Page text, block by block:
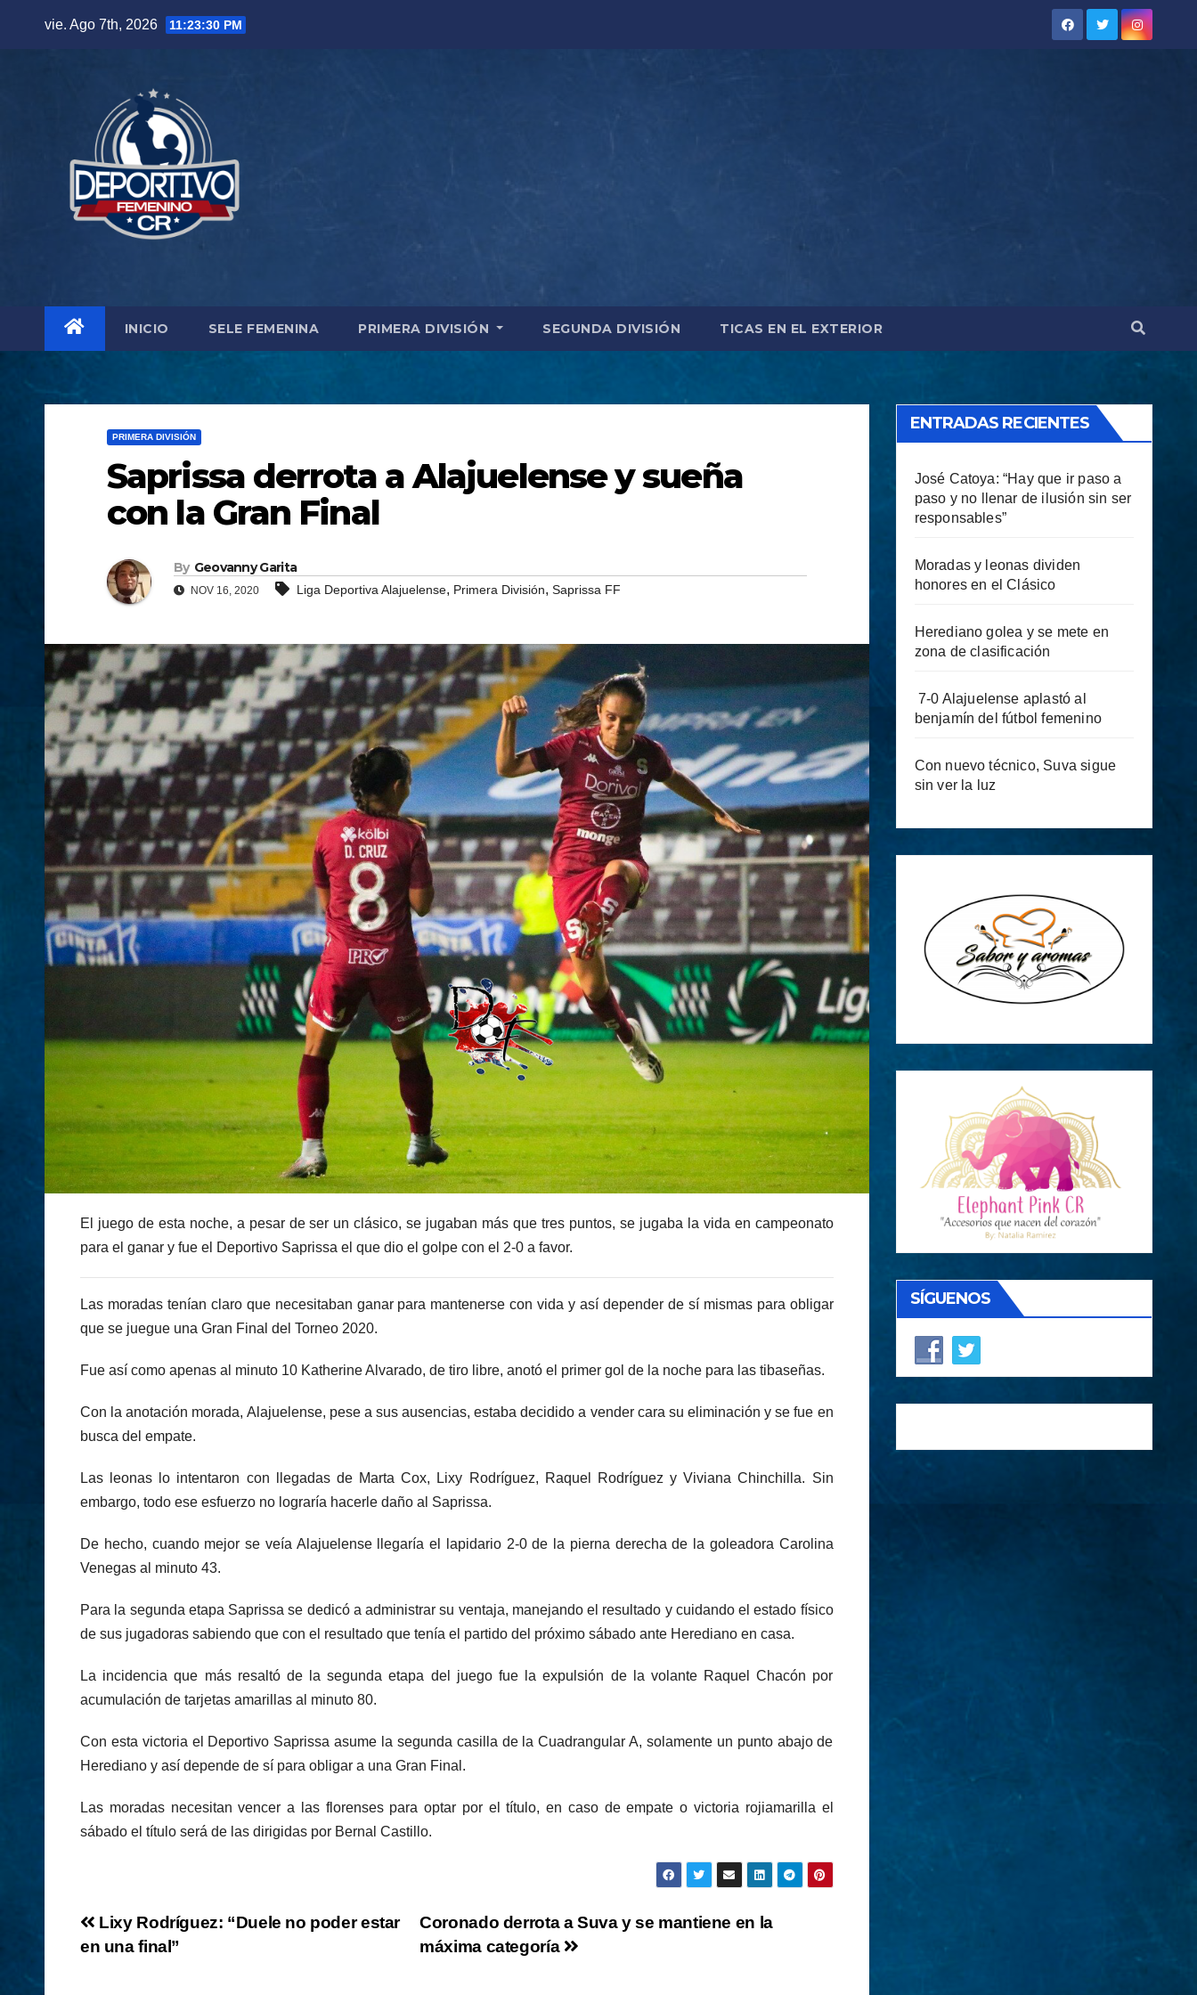
vie. Ago 7th, 2026 11:23:32 PM
INICIO SELE FEMENINA PRIMERA DIVISIÓN SEGUNDA DIVISIÓN TICAS EN EL EXTERIOR
PRIMERA DIVISIÓN
Saprissa derrota a Alajuelense y sueña
con la Gran Final
By Geovanny Garita
NOV 16, 2020 Liga Deportiva Alajuelense, Primera División, Saprissa FF
El juego de esta noche, a pesar de ser un clásico, se jugaban más que tres puntos, se jugaba la vida en campeonato
para el ganar y fue el Deportivo Saprissa el que dio el golpe con el 2-0 a favor.
Las moradas tenían claro que necesitaban ganar para mantenerse con vida y así depender de sí mismas para obligar
que se juegue una Gran Final del Torneo 2020.
Fue así como apenas al minuto 10 Katherine Alvarado, de tiro libre, anotó el primer gol de la noche para las tibaseñas.
Con la anotación morada, Alajuelense, pese a sus ausencias, estaba decidido a vender cara su eliminación y se fue en
busca del empate.
Las leonas lo intentaron con llegadas de Marta Cox, Lixy Rodríguez, Raquel Rodríguez y Viviana Chinchilla. Sin
embargo, todo ese esfuerzo no lograría hacerle daño al Saprissa.
De hecho, cuando mejor se veía Alajuelense llegaría el lapidario 2-0 de la pierna derecha de la goleadora Carolina
Venegas al minuto 43.
Para la segunda etapa Saprissa se dedicó a administrar su ventaja, manejando el resultado y cuidando el estado físico
de sus jugadoras sabiendo que con el resultado que tenía el partido del próximo sábado ante Herediano en casa.
La incidencia que más resaltó de la segunda etapa del juego fue la expulsión de la volante Raquel Chacón por
acumulación de tarjetas amarillas al minuto 80.
Con esta victoria el Deportivo Saprissa asume la segunda casilla de la Cuadrangular A, solamente un punto abajo de
Herediano y así depende de sí para obligar a una Gran Final.
Las moradas necesitan vencer a las florenses para optar por el título, en caso de empate o victoria rojiamarilla el
sábado el título será de las dirigidas por Bernal Castillo.
Navegación
Coronado derrota a Suva y se mantiene en la
máxima categoría
Lixy Rodríguez: “Duele no poder estar
en una final”
ENTRADAS RECIENTES
José Catoya: “Hay que ir paso a
paso y no llenar de ilusión sin ser
responsables”
Moradas y leonas dividen
honores en el Clásico
Herediano golea y se mete en
zona de clasificación
7-0 Alajuelense aplastó al
benjamín del fútbol femenino
Con nuevo técnico, Suva sigue
sin ver la luz
SÍGUENOS